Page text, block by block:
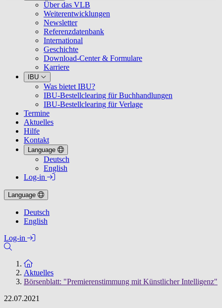
Über das VLB
Weiterentwicklungen
Newsletter
Referenzdatenbank
International
Geschichte
Download-Center & Formulare
Karriere
IBU
Was bietet IBU?
IBU-Bestellclearing für Buchhandlungen
IBU-Bestellclearing für Verlage
Termine
Aktuelles
Hilfe
Kontakt
Language
Deutsch
English
Log-in
Language
Deutsch
English
Log-in
Zur Startseite
Aktuelles
Börsenblatt: "Premierenstimmung mit Künstlicher Intelligenz"
22.07.2021